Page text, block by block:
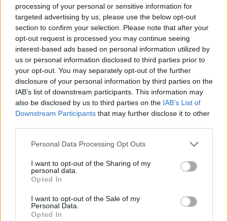
processing of your personal or sensitive information for
targeted advertising by us, please use the below opt-out
section to confirm your selection. Please note that after your
opt-out request is processed you may continue seeing
interest-based ads based on personal information utilized by
us or personal information disclosed to third parties prior to
your opt-out. You may separately opt-out of the further
disclosure of your personal information by third parties on the
IAB’s list of downstream participants. This information may
also be disclosed by us to third parties on the IAB’s List of
Downstream Participants that may further disclose it to other
Please note that this website/app uses one or more Google
not limited to your visit or usage behaviour. You may click to
grant or deny consent to Google and its third-party tags to
use your data for below specified purposes in below Google
consent section.
Personal Data Processing Opt Outs
I want to opt-out of the Sharing of my
personal data.
Opted In
I want to opt-out of the Sale of my
Personal Data.
Opted In
Kövess minket, és értesülj a friss hírekről a
Követem
SZTÁRBOX